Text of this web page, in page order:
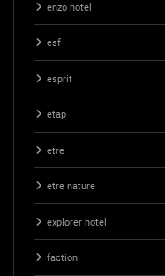
enzo hotel
esf
esprit
etap
etre
etre nature
explorer hotel
faction